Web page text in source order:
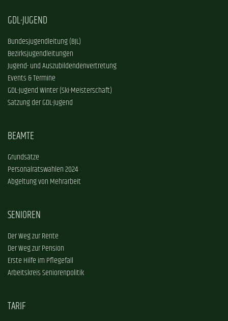
GDL-JUGEND
Bundesjugendleitung (BJL)
Bezirksjugendleitungen
Jugend- und Auszubildendenvertretung
Events & Termine
GDL-Jugend Winter (Ski-Meisterschaft)
Satzung der GDL-Jugend
BEAMTE
Grundsätze
Personalratswahlen 2024
Abgeltung von Mehrarbeit
SENIOREN
Der Weg zur Rente
Der Weg zur Pension
Erste Hilfe im Pflegefall
Arbeitskreis Seniorenpolitik
TARIF